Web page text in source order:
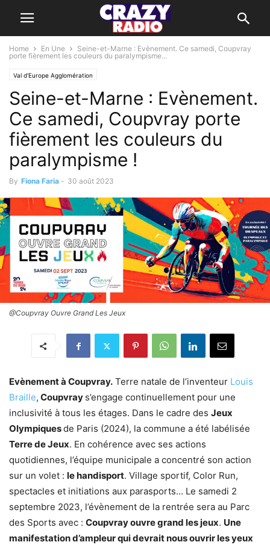
Home En Une
Seine-et-Marne : Evènement. Ce samedi, Coupvray
porte fièrement les couleurs du paralympisme...
Val d'Europe Agglomération
Seine-et-Marne : Evènement.
Ce samedi, Coupvray porte
fièrement les couleurs du
paralympisme !
By Fiona Faria - 30 août 2023
@Coupvray Ouvre Grand Les Jeux
Evènement à Coupvray. Terre natale de l’inventeur Louis
Braille, Coupvray s’engage continuellement pour une
inclusivité à tous les étages. Dans le cadre des Jeux
Olympiquesde Paris (2024), la commune a été labélisée
Terre de Jeux. En cohérence avec ses actions
quotidiennes, l’équipe municipale a concentré son action
sur un volet : le handisport. Village sportif, Color Run,
spectacles et initiations aux parasports… Le samedi 2
septembre 2023, l’évènement de la rentrée sera au Parc
des Sports avec : Coupvray ouvre grand les jeux. Une
manifestation d’ampleur qui devrait nous ouvrir les yeux